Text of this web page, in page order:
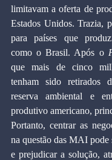
limitavam a oferta de
Estados Unidos. Trazia,
para países que
como o Brasil. Após o
que mais de cinco
tenham sido retirados
reserva ambiental e
produtivo americano,
Portanto, centrar as
na questão das MAI pode
e prejudicar a solução,